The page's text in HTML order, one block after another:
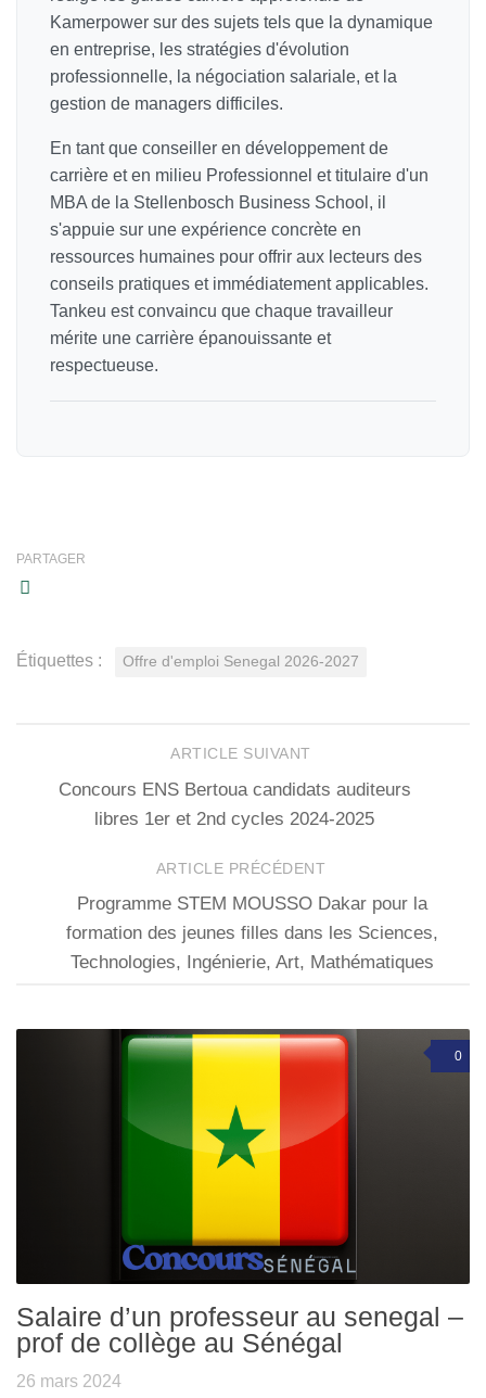
Kamerpower sur des sujets tels que la dynamique
en entreprise, les stratégies d'évolution
professionnelle, la négociation salariale, et la
gestion de managers difficiles.
En tant que conseiller en développement de
carrière et en milieu Professionnel et titulaire d'un
MBA de la Stellenbosch Business School, il
s'appuie sur une expérience concrète en
ressources humaines pour offrir aux lecteurs des
conseils pratiques et immédiatement applicables.
Tankeu est convaincu que chaque travailleur
mérite une carrière épanouissante et
respectueuse.
PARTAGER
Étiquettes : Offre d'emploi Senegal 2026-2027
ARTICLE SUIVANT
Concours ENS Bertoua candidats auditeurs
libres 1er et 2nd cycles 2024-2025
ARTICLE PRÉCÉDENT
Programme STEM MOUSSO Dakar pour la
formation des jeunes filles dans les Sciences,
Technologies, Ingénierie, Art, Mathématiques
0
Salaire d’un professeur au senegal –
prof de collège au Sénégal
26 mars 2024